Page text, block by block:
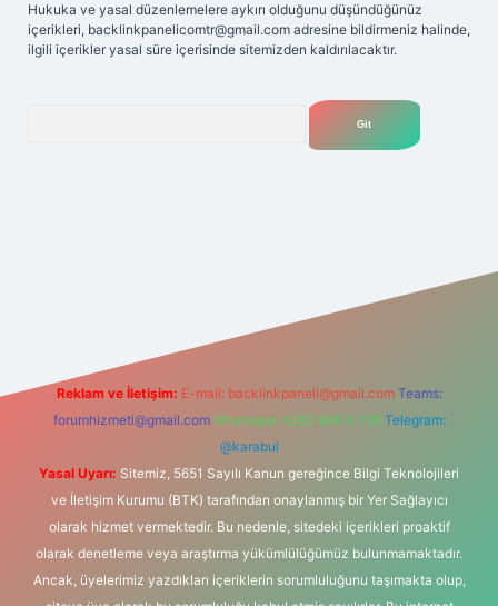
Hukuka ve yasal düzenlemelere aykırı olduğunu düşündüğünüz
içerikleri, backlinkpanelicomtr@gmail.com adresine bildirmeniz halinde,
ilgili içerikler yasal süre içerisinde sitemizden kaldırılacaktır.
Reklam ve İletişim: E-mail: backlinkpaneli@gmail.com Teams:
forumhizmeti@gmail.com Whatsapp: 0262 606 0 726 Telegram:
@karabul
Yasal Uyarı: Sitemiz, 5651 Sayılı Kanun gereğince Bilgi Teknolojileri
ve İletişim Kurumu (BTK) tarafından onaylanmış bir Yer Sağlayıcı
olarak hizmet vermektedir. Bu nedenle, sitedeki içerikleri proaktif
olarak denetleme veya araştırma yükümlülüğümüz bulunmamaktadır.
Ancak, üyelerimiz yazdıkları içeriklerin sorumluluğunu taşımakta olup,